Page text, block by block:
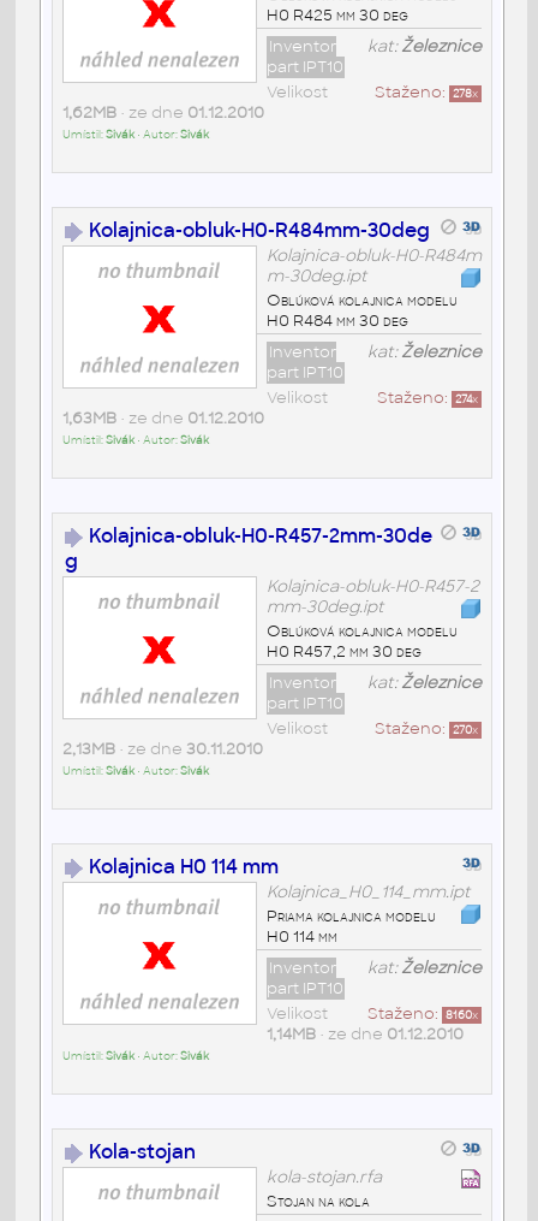
H0 R425 mm 30 deg
kat:Železnice
Inventor
part IPT10
Staženo: 278x
Velikost
1,62MB• ze dne 01.12.2010
Umístil:Sivák• Autor:Sivák
Kolajnica-obluk-H0-R484mm-30deg
Kolajnica-obluk-H0-R484m
m-30deg.ipt
Oblúková kolajnica modelu
H0 R484 mm 30 deg
kat:Železnice
Inventor
part IPT10
Staženo: 274x
Velikost
1,63MB• ze dne 01.12.2010
Umístil:Sivák• Autor:Sivák
Kolajnica-obluk-H0-R457-2mm-30de
g
Kolajnica-obluk-H0-R457-2
mm-30deg.ipt
Oblúková kolajnica modelu
H0 R457,2 mm 30 deg
kat:Železnice
Inventor
part IPT10
Staženo: 270x
Velikost
2,13MB• ze dne 30.11.2010
Umístil:Sivák• Autor:Sivák
Kolajnica H0 114 mm
Kolajnica_H0_114_mm.ipt
Priama kolajnica modelu
H0 114 mm
kat:Železnice
Inventor
part IPT10
Staženo: 8160x
Velikost
1,14MB• ze dne 01.12.2010
Umístil:Sivák• Autor:Sivák
Kola-stojan
kola-stojan.rfa
Stojan na kola